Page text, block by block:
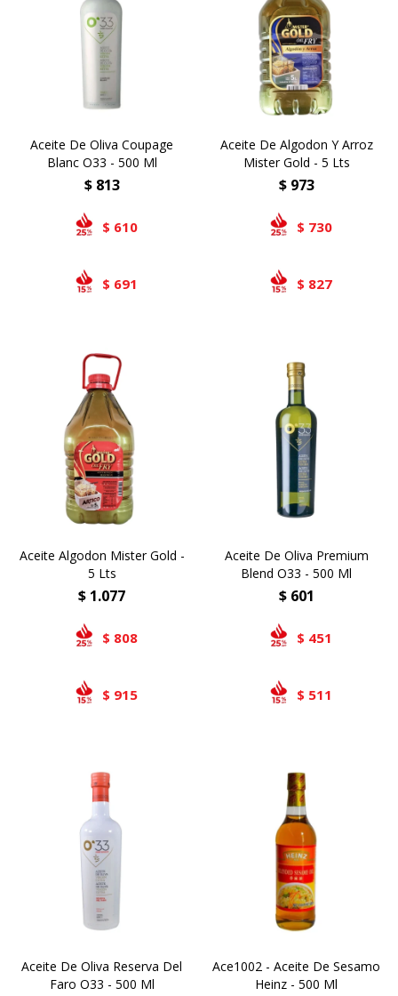
Aceite De Oliva Coupage
Blanc O33 - 500 Ml
$ 813
$ 610
$ 691
Aceite De Algodon Y Arroz
Mister Gold - 5 Lts
$ 973
$ 730
$ 827
Aceite Algodon Mister Gold -
5 Lts
$ 1.077
$ 808
$ 915
Aceite De Oliva Premium
Blend O33 - 500 Ml
$ 601
$ 451
$ 511
Aceite De Oliva Reserva Del
Faro O33 - 500 Ml
Ace1002 - Aceite De Sesamo
Heinz - 500 Ml